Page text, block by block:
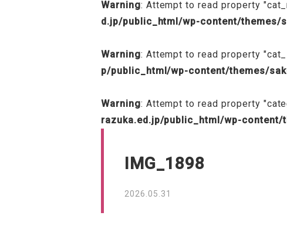
Warning: Attempt to read property
d.jp/public_html/wp-content/themes/
Warning: Attempt to read property
p/public_html/wp-content/themes/
Warning: Attempt to read property
razuka.ed.jp/public_html/wp-content/
IMG_1898
2026.05.31